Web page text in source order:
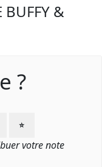
BUFFY &
?
⭐
votre note